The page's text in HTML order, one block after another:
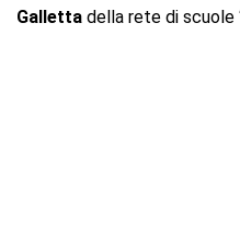
Galletta della rete di scuole